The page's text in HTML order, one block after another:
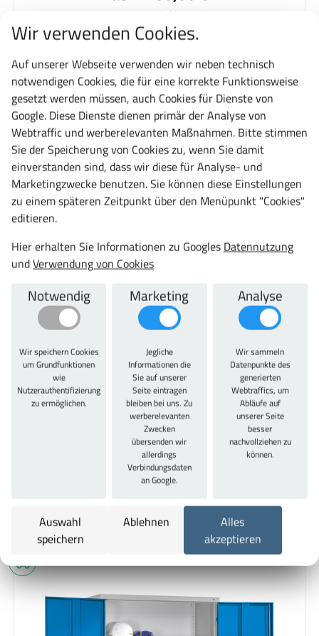
1410,15 € inkl. MwSt.
Meisterschrank.de
XXL Schränke - extra Tief, Sichtfenstertüren und 180°
Öffnungswinkel
ab 1361,00 €
1619,59 € inkl. MwSt.
Jetzt konfigurieren
Wir verwenden Cookies.
Auf unserer Webseite verwenden wir neben technisch
notwendigen Cookies, die für eine korrekte Funktionsweise
gesetzt werden müssen, auch Cookies für Dienste von
Google. Diese Dienste dienen primär der Analyse von
Webtraffic und werberelevanten Maßnahmen. Bitte stimmen
Sie der Speicherung von Cookies zu, wenn Sie damit
einverstanden sind, dass wir diese für Analyse- und
Marketingzwecke benutzen. Sie können diese Einstellungen
zu einem späteren Zeitpunkt über den Menüpunkt "Cookies"
editieren.
Hier erhalten Sie Informationen zu Googles Datennutzung
undVerwendung von Cookies
Notwendig
Wir speichern Cookies
um Grundfunktionen
wie
Nutzerauthentifizierung
zu ermöglichen.
Marketing
Jegliche
Informationen die
Sie auf unserer
Seite eintragen
bleiben bei uns. Zu
werberelevanten
Zwecken
übersenden wir
allerdings
Verbindungsdaten
an Google.
Analyse
Wir sammeln
Datenpunkte des
generierten
Webtraffics, um
Abläufe auf
unserer Seite
besser
nachvollziehen zu
können.
Auswahl
speichern
Ablehnen
Alles
akzeptieren